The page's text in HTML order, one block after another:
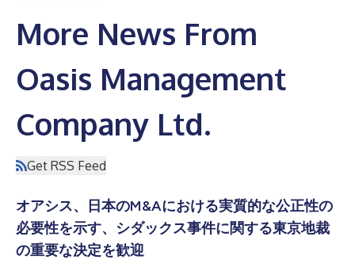
More News From
Oasis Management
Company Ltd.
Get RSS Feed
オアシス、日本のM&Aにおける実質的な公正性の
必要性を示す、シダックス事件に関する東京地裁
の重要な決定を歓迎